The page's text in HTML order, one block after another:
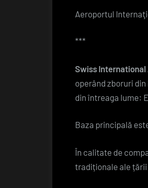
Aeroportul
***
Swiss
operând zboruri
din întreaga lume:
Baza principală
În calitate de
tradiționale ale țării